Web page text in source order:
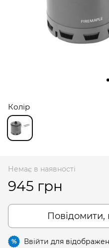
Колір
Немає в наявності
945 грн
Повідомити,
% Ввійти для